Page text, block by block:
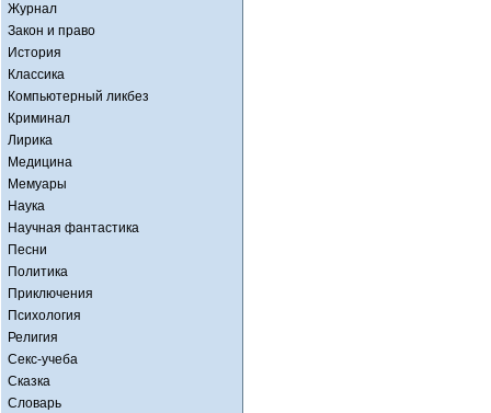
Журнал
Закон и право
История
Классика
Компьютерный ликбез
Криминал
Лирика
Медицина
Мемуары
Наука
Научная фантастика
Песни
Политика
Приключения
Психология
Религия
Секс-учеба
Сказка
Словарь